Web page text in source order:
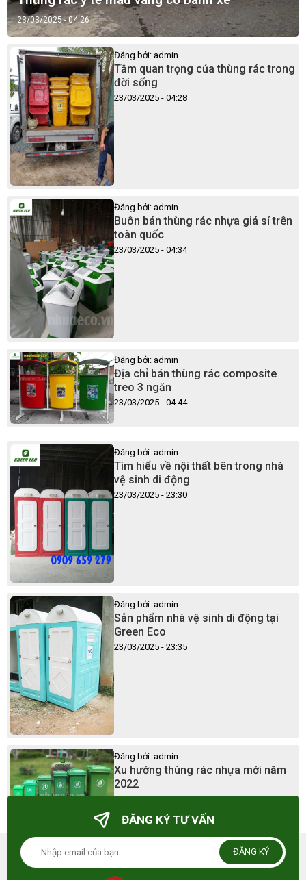
23/03/2025 - 04:26
Đăng bởi: admin
Tầm quan trọng của thùng rác trong
đời sống
23/03/2025 - 04:28
Đăng bởi: admin
Buôn bán thùng rác nhựa giá sỉ trên
toàn quốc
23/03/2025 - 04:34
Đăng bởi: admin
Địa chỉ bán thùng rác composite
treo 3 ngăn
23/03/2025 - 04:44
Đăng bởi: admin
Tìm hiểu về nội thất bên trong nhà
vệ sinh di động
23/03/2025 - 23:30
Đăng bởi: admin
Sản phẩm nhà vệ sinh di động tại
Green Eco
23/03/2025 - 23:35
Đăng bởi: admin
Xu hướng thùng rác nhựa mới năm
2022
23/03/2025 - 23:41
ĐĂNG KÝ TƯ VẤN
ĐĂNG KÝ